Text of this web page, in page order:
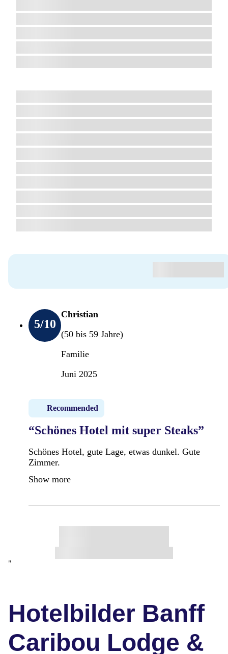
5/10
Christian
(50 bis 59 Jahre)
Familie
Juni 2025
Recommended
“Schönes Hotel mit super Steaks”
Schönes Hotel, gute Lage, etwas dunkel. Gute
Zimmer.
Show more
"
Hotelbilder Banff
Caribou Lodge &